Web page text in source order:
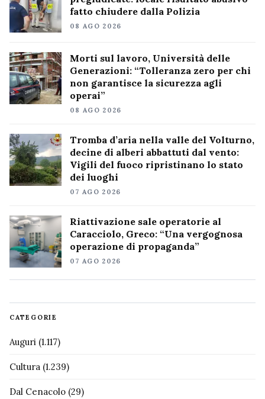
fatto chiudere dalla Polizia
08 AGO 2026
Morti sul lavoro, Università delle
Generazioni: “Tolleranza zero per chi
non garantisce la sicurezza agli
operai”
08 AGO 2026
Tromba d’aria nella valle del Volturno,
decine di alberi abbattuti dal vento:
Vigili del fuoco ripristinano lo stato
dei luoghi
07 AGO 2026
Riattivazione sale operatorie al
Caracciolo, Greco: “Una vergognosa
operazione di propaganda”
07 AGO 2026
CATEGORIE
Auguri (1.117)
Cultura (1.239)
Dal Cenacolo (29)